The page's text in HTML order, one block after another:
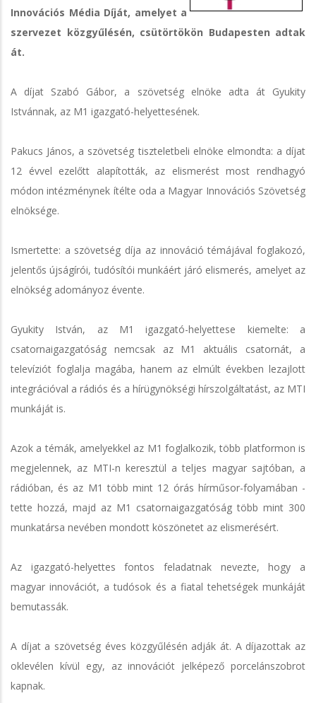
Innovációs Média Díját, amelyet a
szervezet közgyűlésén, csütörtökön Budapesten adtak
át.
A díjat Szabó Gábor, a szövetség elnöke adta át Gyukity
Istvánnak, az M1 igazgató-helyettesének.
Pakucs János, a szövetség tiszteletbeli elnöke elmondta: a díjat
12 évvel ezelőtt alapították, az elismerést most rendhagyó
módon intézménynek ítélte oda a Magyar Innovációs Szövetség
elnöksége.
Ismertette: a szövetség díja az innováció témájával foglakozó,
jelentős újságírói, tudósítói munkáért járó elismerés, amelyet az
elnökség adományoz évente.
Gyukity István, az M1 igazgató-helyettese kiemelte: a
csatornaigazgatóság nemcsak az M1 aktuális csatornát, a
televíziót foglalja magába, hanem az elmúlt években lezajlott
integrációval a rádiós és a hírügynökségi hírszolgáltatást, az MTI
munkáját is.
Azok a témák, amelyekkel az M1 foglalkozik, több platformon is
megjelennek, az MTI-n keresztül a teljes magyar sajtóban, a
rádióban, és az M1 több mint 12 órás hírműsor-folyamában -
tette hozzá, majd az M1 csatornaigazgatóság több mint 300
munkatársa nevében mondott köszönetet az elismerésért.
Az igazgató-helyettes fontos feladatnak nevezte, hogy a
magyar innovációt, a tudósok és a fiatal tehetségek munkáját
bemutassák.
A díjat a szövetség éves közgyűlésén adják át. A díjazottak az
oklevélen kívül egy, az innovációt jelképező porcelánszobrot
kapnak.